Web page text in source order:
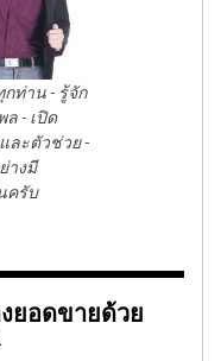
กท่าน - รู้จัก
- เปิด
ละตัวช่วย -
างมี
ครับ
ยอดขายด้วย